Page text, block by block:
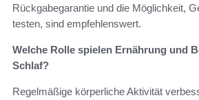
Rückgabegarantie und die Möglichkeit,
testen, sind empfehlenswert.
Welche Rolle spielen Ernährung und
Schlaf?
Regelmäßige körperliche Aktivität